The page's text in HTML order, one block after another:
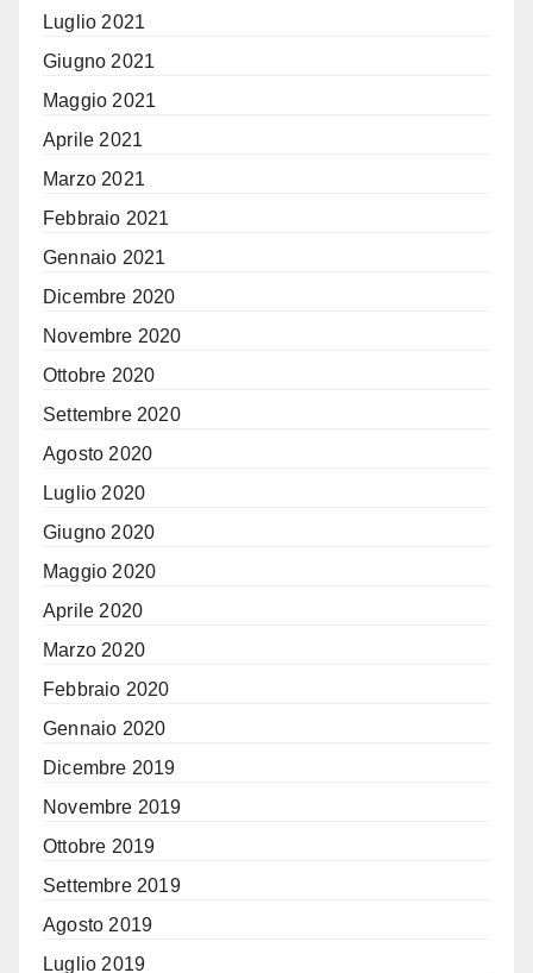
Luglio 2021
Giugno 2021
Maggio 2021
Aprile 2021
Marzo 2021
Febbraio 2021
Gennaio 2021
Dicembre 2020
Novembre 2020
Ottobre 2020
Settembre 2020
Agosto 2020
Luglio 2020
Giugno 2020
Maggio 2020
Aprile 2020
Marzo 2020
Febbraio 2020
Gennaio 2020
Dicembre 2019
Novembre 2019
Ottobre 2019
Settembre 2019
Agosto 2019
Luglio 2019